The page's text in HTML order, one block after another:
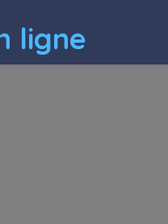
ligne